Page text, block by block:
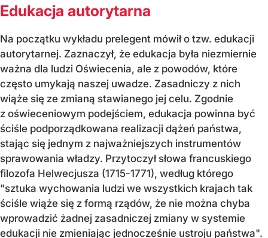
Edukacja autorytarna
Na początku wykładu prelegent mówił o tzw. edukacji
autorytarnej. Zaznaczył, że edukacja była niezmiernie
ważna dla ludzi Oświecenia, ale z powodów, które
często umykają naszej uwadze. Zasadniczy z nich
wiąże się ze zmianą stawianego jej celu. Zgodnie
z oświeceniowym podejściem, edukacja powinna być
ściśle podporządkowana realizacji dążeń państwa,
stając się jednym z najważniejszych instrumentów
sprawowania władzy. Przytoczył słowa francuskiego
filozofa Helwecjusza (1715-1771), według którego
"sztuka wychowania ludzi we wszystkich krajach tak
ściśle wiąże się z formą rządów, że nie można chyba
wprowadzić żadnej zasadniczej zmiany w systemie
edukacji nie zmieniając jednocześnie ustroju państwa".